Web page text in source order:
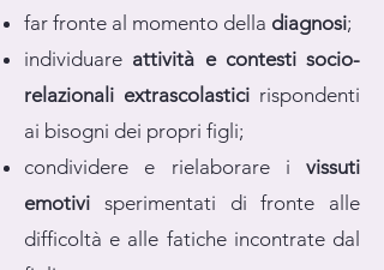
far fronte al momento della diagnosi;
individuare attività e contesti socio-
relazionali extrascolastici rispondenti
ai bisogni dei propri figli;
condividere e rielaborare i vissuti
emotivi sperimentati di fronte alle
difficoltà e alle fatiche incontrate dal